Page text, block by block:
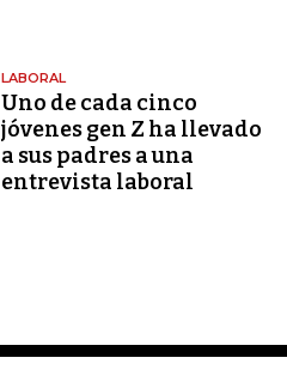
LABORAL
Uno de cada cinco
jóvenes gen Z ha llevado
a sus padres a una
entrevista laboral